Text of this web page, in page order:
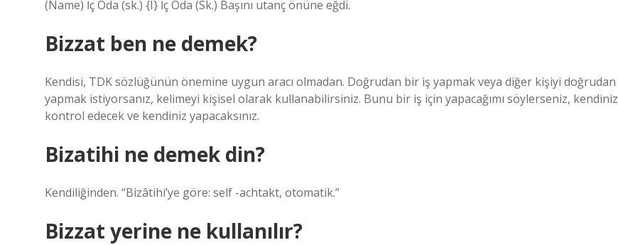
(Name) İç Oda (sk.) {I} İç Oda (Sk.) Başını utanç önüne eğdi.
Bizzat ben ne demek?
Kendisi, TDK sözlüğünün önemine uygun aracı olmadan. Doğrudan bir iş yapmak veya diğer kişiyi doğrudan
yapmak istiyorsanız, kelimeyi kişisel olarak kullanabilirsiniz. Bunu bir iş için yapacağımı söylerseniz, kendiniz
kontrol edecek ve kendiniz yapacaksınız.
Bizatihi ne demek din?
Kendiliğinden. “Bizâtihi’ye göre: self -achtakt, otomatik.”
Bizzat yerine ne kullanılır?